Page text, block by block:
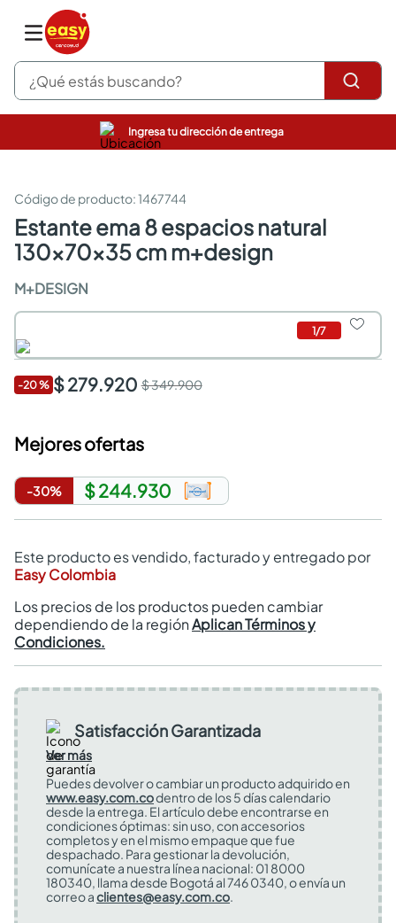
¿Qué estás buscando?
Ingresa tu dirección de entrega
:1467744
estante ema 8 espacios natural
130x70x35 cm m+design
M+DESIGN
1/7
-20% $ 279.920 $ 349.900
Mejores ofertas
-30% $ 244.930
Este producto es vendido, facturado y entregado por
Easy Colombia
Los precios de los productos pueden cambiar
dependiendo de la regiónAplican Términos y
Condiciones.
Satisfacción Garantizada
Ver más
Puedes devolver o cambiar un producto adquirido en
www.easy.com.codentro de los 5 días calendario
desde la entrega. El artículo debe encontrarse en
condiciones óptimas: sin uso, con accesorios
completos y en el mismo empaque que fue
despachado. Para gestionar la devolución,
comunícate a nuestra línea nacional: 01 8000
180340, llama desde Bogotá al 746 0340, o envía un
correo aclientes@easy.com.co.
pinturas
sanitarios
comedor
escritorio
armarios closet
comedores